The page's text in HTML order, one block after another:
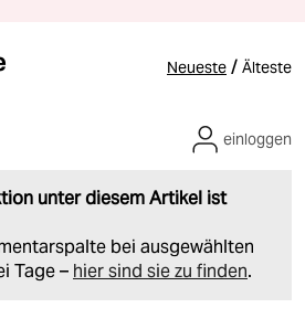
Neueste / Älteste
unter diesem Artikel ist
bei ausgewählten
Tage – hier sind sie zu finden.
einloggen